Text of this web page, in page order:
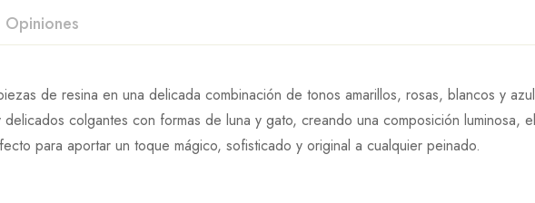
Opiniones
de resina en una delicada combinación de tonos amarillos, rosas, blancos y
colgantes con formas de luna y gato, creando una composición luminosa,
para aportar un toque mágico, sofisticado y original a cualquier peinado.